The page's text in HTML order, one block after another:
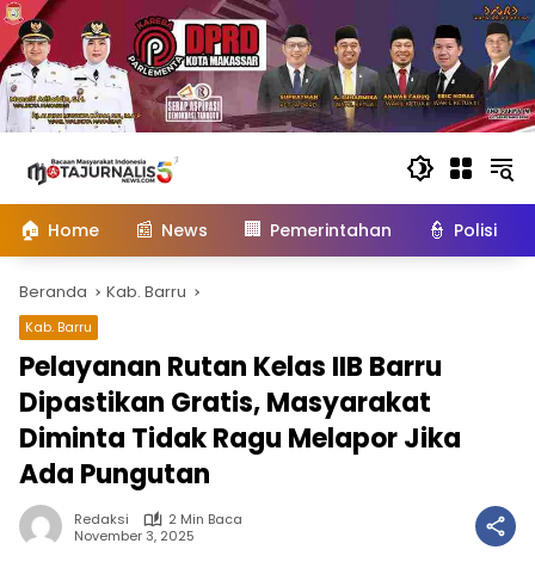
konten
🏠 Home 📰 News 🏢 Pemerintahan 👮 Polisi
Beranda Kab. Barru
Kab. Barru
Pelayanan Rutan Kelas IIB Barru
Dipastikan Gratis, Masyarakat
Diminta Tidak Ragu Melapor Jika
Ada Pungutan
Redaksi
2 Min Baca
November 3, 2025